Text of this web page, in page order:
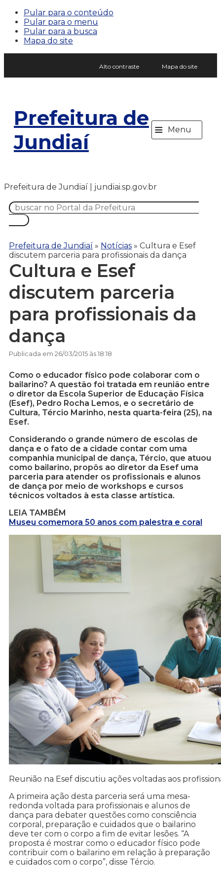
Pular para o conteúdo
Pular para o menu
Pular para a busca
Mapa do site
Alto contraste Mapa do site
Prefeitura de
Jundiaí
≡ Menu
Prefeitura de Jundiaí | jundiai.sp.gov.br
Prefeitura de Jundiaí » Notícias » Cultura e Esef
discutem parceria para profissionais da dança
Cultura e Esef
discutem parceria
para profissionais da
dança
Publicada em 26/03/2015 às 18:18
Como o educador físico pode colaborar com o
bailarino? A questão foi tratada em reunião entre
o diretor da Escola Superior de Educação Física
(Esef), Pedro Rocha Lemos, e o secretário de
Cultura, Tércio Marinho, nesta quarta-feira (25), na
Esef.
Considerando o grande número de escolas de
dança e o fato de a cidade contar com uma
companhia municipal de dança, Tércio, que atuou
como bailarino, propôs ao diretor da Esef uma
parceria para atender os profissionais e alunos
de dança por meio de workshops e cursos
técnicos voltados à esta classe artística.
LEIA TAMBÉM
Museu comemora 50 anos com palestra e coral
Reunião na Esef discutiu ações voltadas aos
A primeira ação desta parceria será uma mesa-
redonda voltada para profissionais e alunos de
dança para debater questões como consciência
corporal, preparação e cuidados que o bailarino
deve ter com o corpo a fim de evitar lesões. “A
proposta é mostrar como o educador físico pode
contribuir com o bailarino em relação à preparação
e cuidados com o corpo”, disse Tércio.